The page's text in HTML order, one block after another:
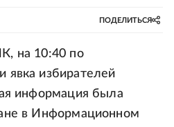
ПОДЕЛИТЬСЯ
на 10:40 по
явка избирателей
информация была
в Информационном